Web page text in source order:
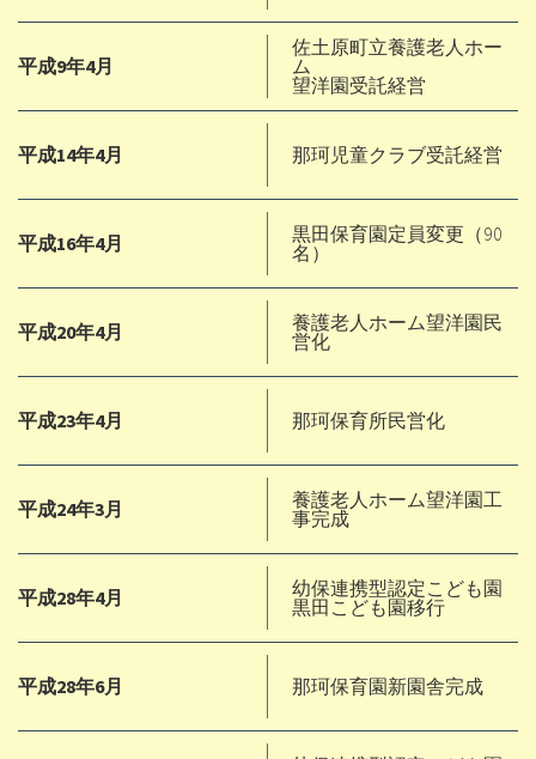
平成9年4月
佐土原町立養護老人ホー
ム
望洋園受託経営
平成14年4月 那珂児童クラブ受託経営
平成16年4月
黒田保育園定員変更（90
名）
平成20年4月
養護老人ホーム望洋園民
営化
平成23年4月 那珂保育所民営化
平成24年3月
養護老人ホーム望洋園工
事完成
平成28年4月
幼保連携型認定こども園
黒田こども園移行
平成28年6月 那珂保育園新園舎完成